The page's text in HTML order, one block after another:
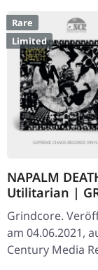
Rare
Limited
NAPALM
Utilitarian |
Grindcore.
am 04.06.2021,
Century Media
Graues Vinyl.